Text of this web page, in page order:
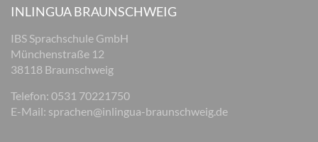
INLINGUA BRAUNSCHWEIG
IBS Sprachschule GmbH
Münchenstraße 12
38118 Braunschweig
Telefon: 0531 70221750
E-Mail: sprachen@inlingua-braunschweig.de